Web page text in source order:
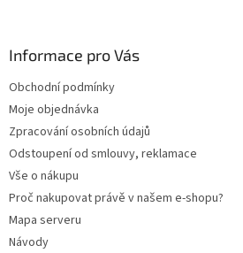
Informace pro Vás
Obchodní podmínky
Moje objednávka
Zpracování osobních údajů
Odstoupení od smlouvy, reklamace
Vše o nákupu
Proč nakupovat právě v našem e-shopu?
Mapa serveru
Návody